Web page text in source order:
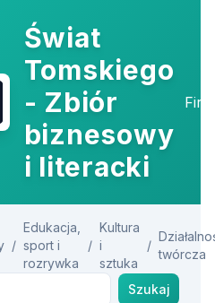
Świat
Tomskiego
- Zbiór
biznesowy
i literacki
/
Edukacja,
sport i
rozrywka
/
Kultura
i
sztuka
/
twórcza
Szukaj